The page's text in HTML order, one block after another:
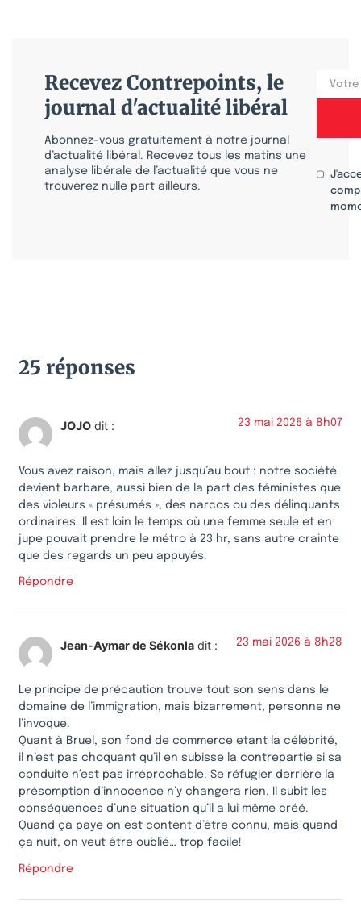
Recevez Contrepoints, le
journal d'actualité libéral
Abonnez-vous gratuitement à notre journal
d’actualité libéral. Recevez tous les matins une
analyse libérale de l’actualité que vous ne
trouverez nulle part ailleurs.
25 réponses
JOJO dit : 23 mai 2026 à 8h07
Vous avez raison, mais allez jusqu’au bout : notre société
devient barbare, aussi bien de la part des féministes que
des violeurs « présumés », des narcos ou des délinquants
ordinaires. Il est loin le temps où une femme seule et en
jupe pouvait prendre le métro à 23 hr, sans autre crainte
que des regards un peu appuyés.
Répondre
Jean-Aymar de Sékonla dit : 23 mai 2026 à 8h28
Le principe de précaution trouve tout son sens dans le
domaine de l’immigration, mais bizarrement, personne ne
l’invoque.
Quant à Bruel, son fond de commerce etant la célébrité,
il n’est pas choquant qu’il en subisse la contrepartie si sa
conduite n’est pas irréprochable. Se réfugier derrière la
présomption d’innocence n’y changera rien. Il subit les
conséquences d’une situation qu’il a lui même créé.
Quand ça paye on est content d’être connu, mais quand
ça nuit, on veut être oublié… trop facile!
Répondre